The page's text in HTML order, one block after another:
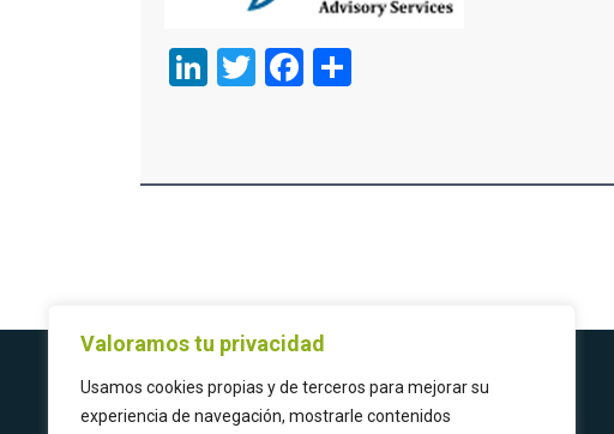
Valoramos tu privacidad
Usamos cookies propias y de terceros para mejorar su
experiencia de navegación, mostrarle contenidos
LinkedIn
TwitterFacebook